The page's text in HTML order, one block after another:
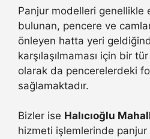
Panjur modelleri genellikle
bulunan, pencere ve
önleyen hatta yeri
karşılaşılmaması için bir
olarak da pencerelerdeki
sağlamaktadır.
Bizler ise Halıcıoğlu
hizmeti işlemlerinde